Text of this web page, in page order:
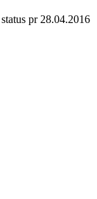
pr 28.04.2016